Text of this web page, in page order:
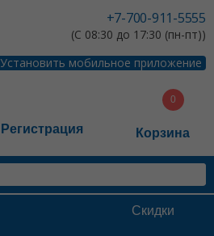
+7-700-911-5555
(С 08:30 до 17:30 (пн-пт))
Установить мобильное приложение
Регистрация Корзина
Скидки